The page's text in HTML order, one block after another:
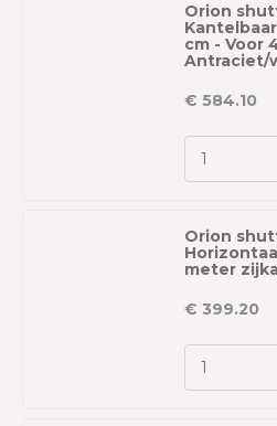
Orion
cm - Voor
Antraciet/
€ 584.10
Orion
meter
€ 399.20